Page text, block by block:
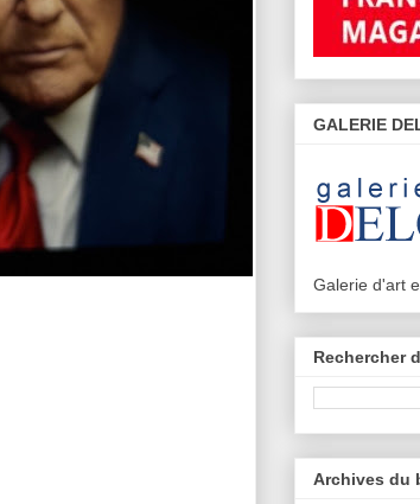
GALERIE
Galerie d'art
Rechercher
Archives du